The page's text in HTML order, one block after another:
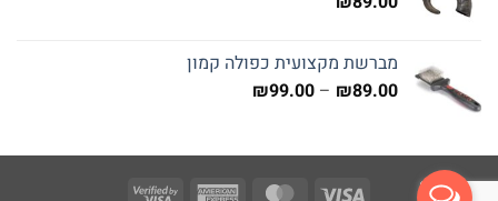
מברשת מקצועית כפולה קמון
₪89.00
–
₪99.00
עד
Visa
MasterCard
American
Visa